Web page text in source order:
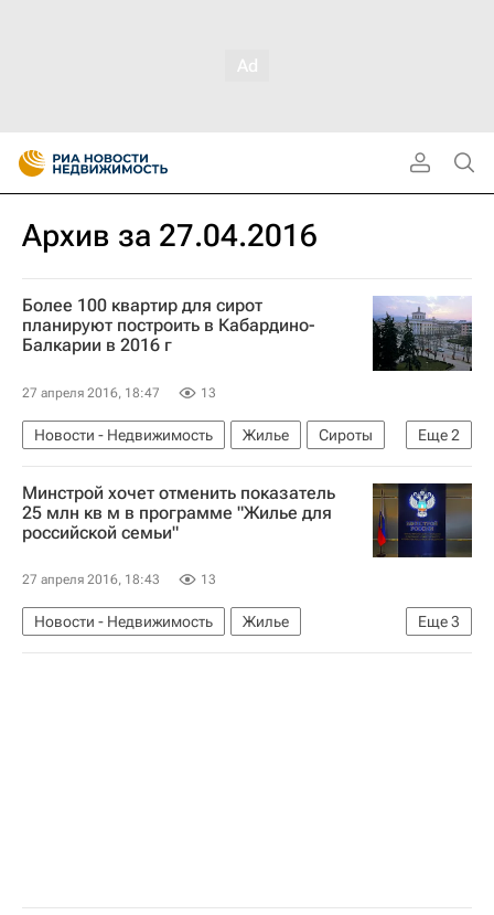
Архив за 27.04.2016
Более 100 квартир для сирот
планируют построить в Кабардино-
Балкарии в 2016 г
27 апреля 2016, 18:47 13
Еще2
Новости - Недвижимость Жилье
Сироты
Кабардино-Балкарская Республика (КБР)
Россия
Минстрой хочет отменить показатель
25 млн кв м в программе "Жилье для
российской семьи"
27 апреля 2016, 18:43 13
Еще3
Новости - Недвижимость
Жилье
Госпрограмма